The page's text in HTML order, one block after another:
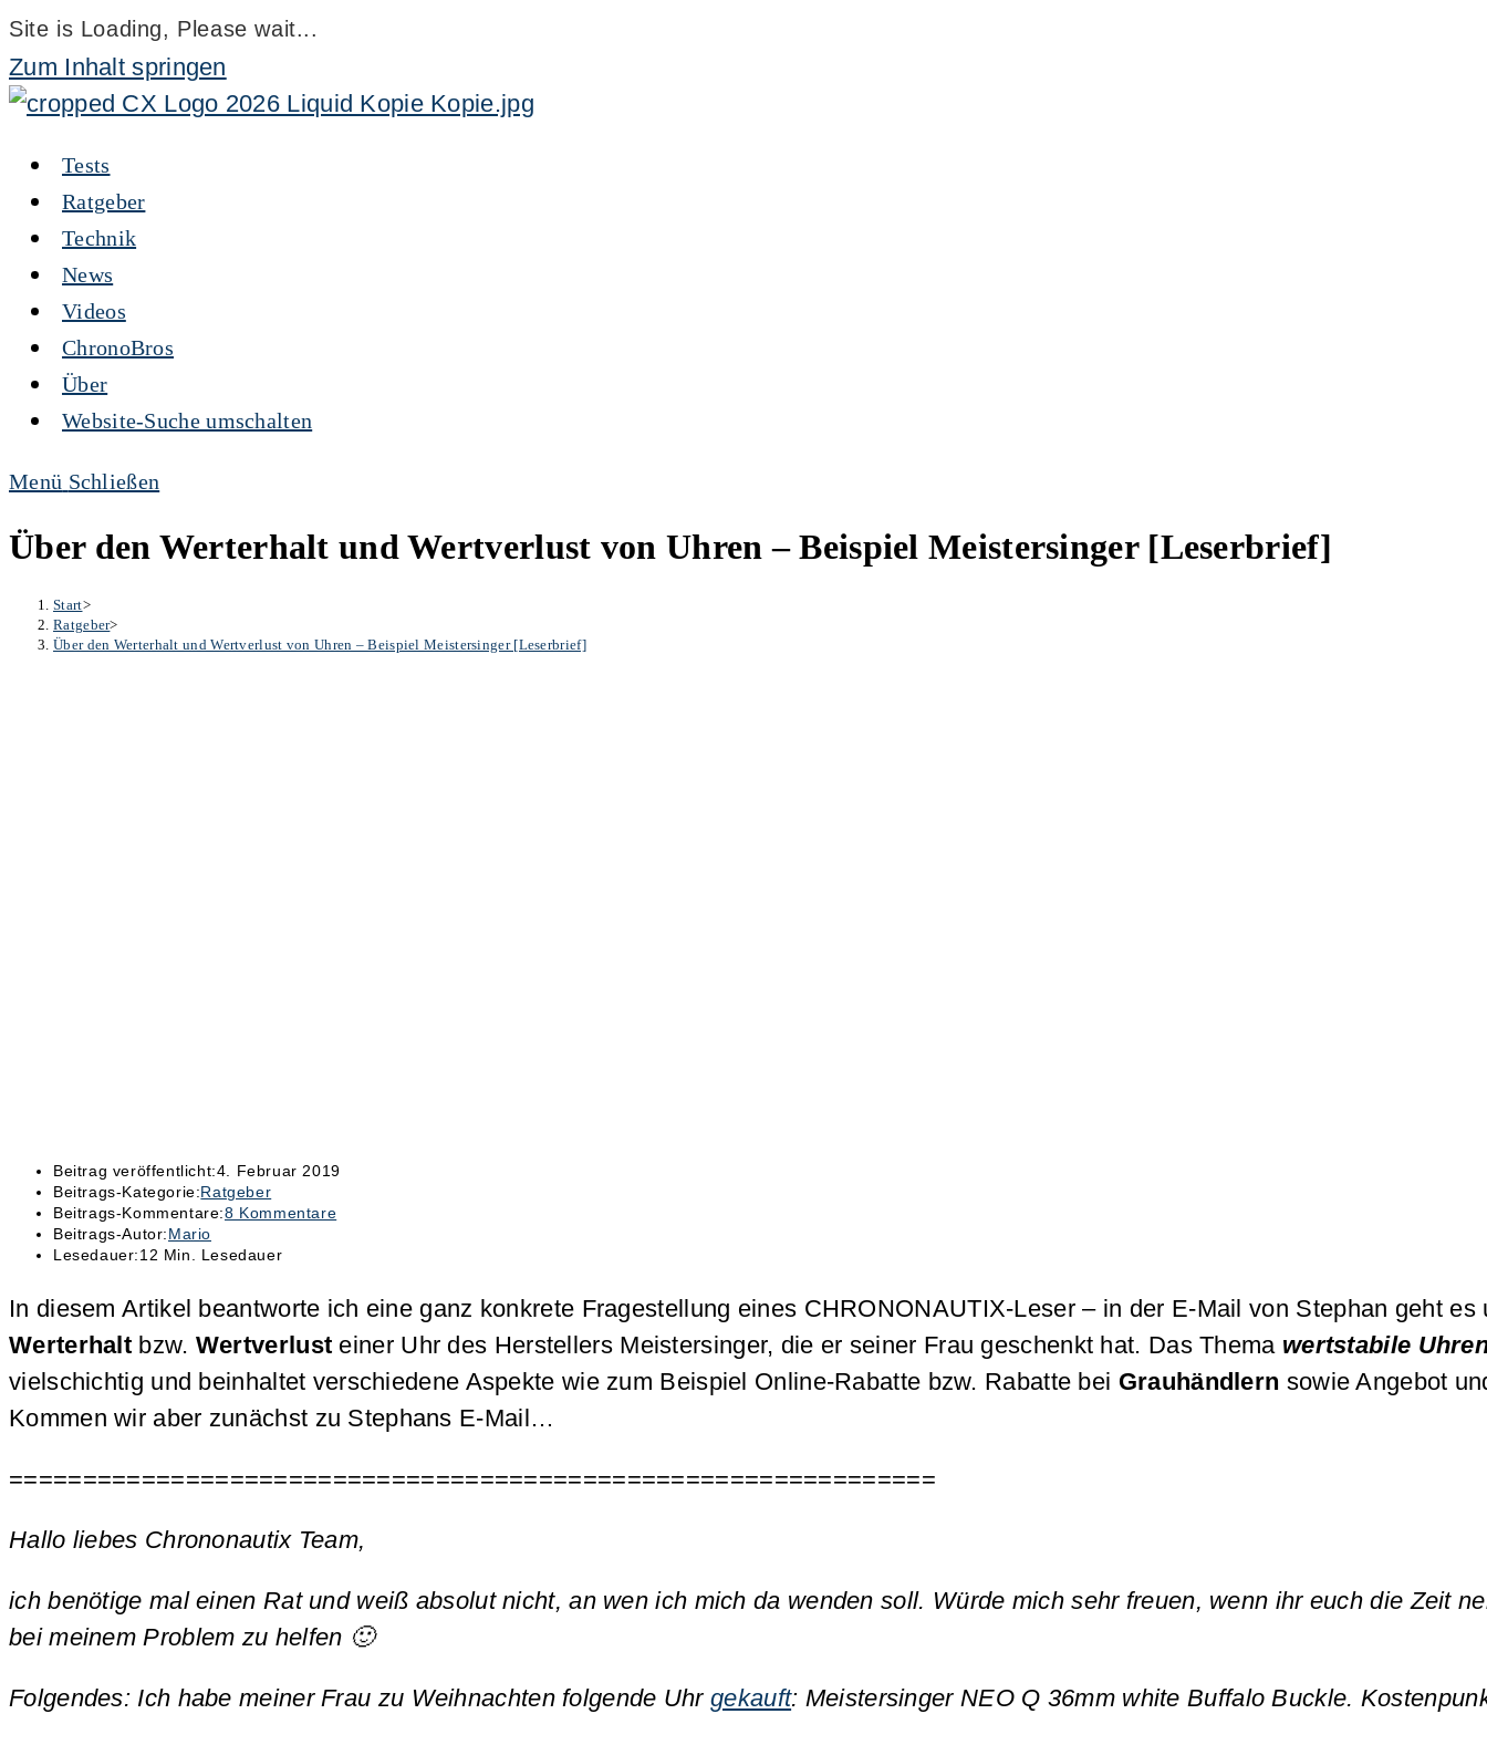
Site is Loading, Please wait...
Zum Inhalt springen
Tests
Ratgeber
Technik
News
Videos
ChronoBros
Über
Website-Suche umschalten
Menü Schließen
Über den Werterhalt und Wertverlust von Uhren – Beispiel Meistersinger [Leserbrief]
Start>
Ratgeber>
Über den Werterhalt und Wertverlust von Uhren – Beispiel Meistersinger [Leserbrief]
Beitrag veröffentlicht:4. Februar 2019
Beitrags-Kategorie:Ratgeber
Beitrags-Kommentare:8 Kommentare
Beitrags-Autor:Mario
Lesedauer:12 Min. Lesedauer
In diesem Artikel beantworte ich eine ganz konkrete Fragestellung eines CHRONONAUTIX-Leser – in der E-Mail von Stephan geht es
Werterhalt bzw. Wertverlust einer Uhr des Herstellers Meistersinger, die er seiner Frau geschenkt hat. Das Thema wertstabile
vielschichtig und beinhaltet verschiedene Aspekte wie zum Beispiel Online-Rabatte bzw. Rabatte bei Grauhändlern sowie Angebot
Kommen wir aber zunächst zu Stephans E-Mail…
===============================================================
Hallo liebes Chrononautix Team,
ich benötige mal einen Rat und weiß absolut nicht, an wen ich mich da wenden soll. Würde mich sehr freuen, wenn ihr euch die Zeit
bei meinem Problem zu helfen 🙂
Folgendes: Ich habe meiner Frau zu Weihnachten folgende Uhrgekauft: Meistersinger NEO Q 36mm white Buffalo Buckle.